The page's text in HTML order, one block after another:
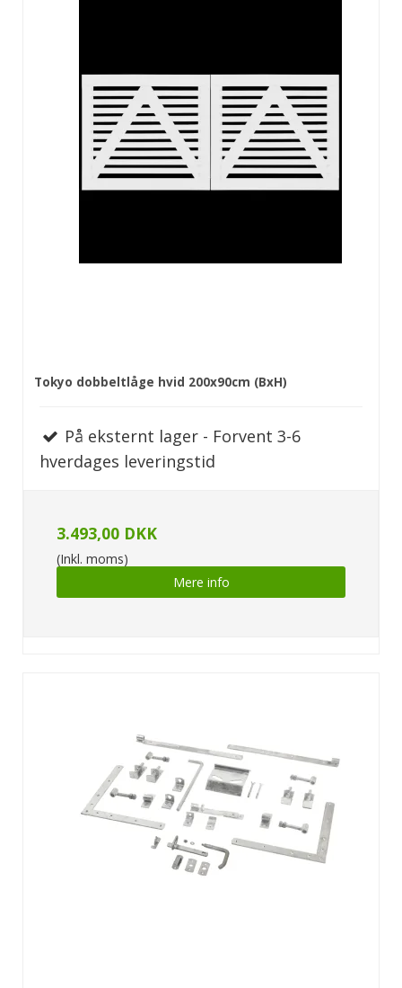
Tokyo dobbeltlåge hvid 200x90cm (BxH)
På eksternt lager - Forvent 3-6
hverdages leveringstid
3.493,00 DKK
(Inkl. moms)
Mere info